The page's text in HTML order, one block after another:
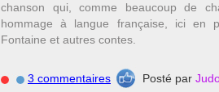
chanson qui, comme beaucoup de
hommage à langue française, ici en
Fontaine et autres contes.
3 commentaires Posté par